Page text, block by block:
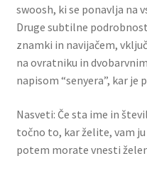
swoosh, ki se ponavlja na
Druge subtilne
znamki in navijačem,
na ovratniku in
napisom “senyera”, kar
Nasveti: Če sta ime in
točno to, kar želite, vam
potem morate vnesti